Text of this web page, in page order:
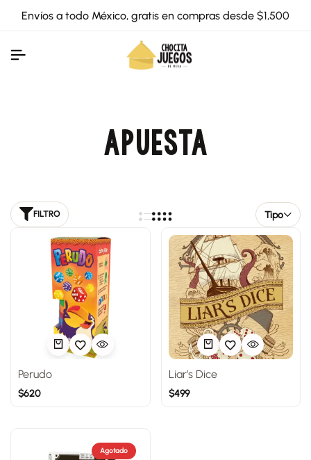
Envíos a todo México, gratis en compras desde $1,500
APUESTA
FILTRO Tipo
Perudo
$620
Liar’s Dice
$499
Agotado